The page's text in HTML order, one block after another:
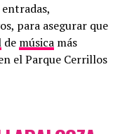
para asegurar que
de músicamás
el Parque Cerrillos